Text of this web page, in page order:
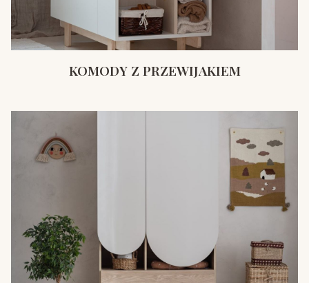
KOMODY Z PRZEWIJAKIEM